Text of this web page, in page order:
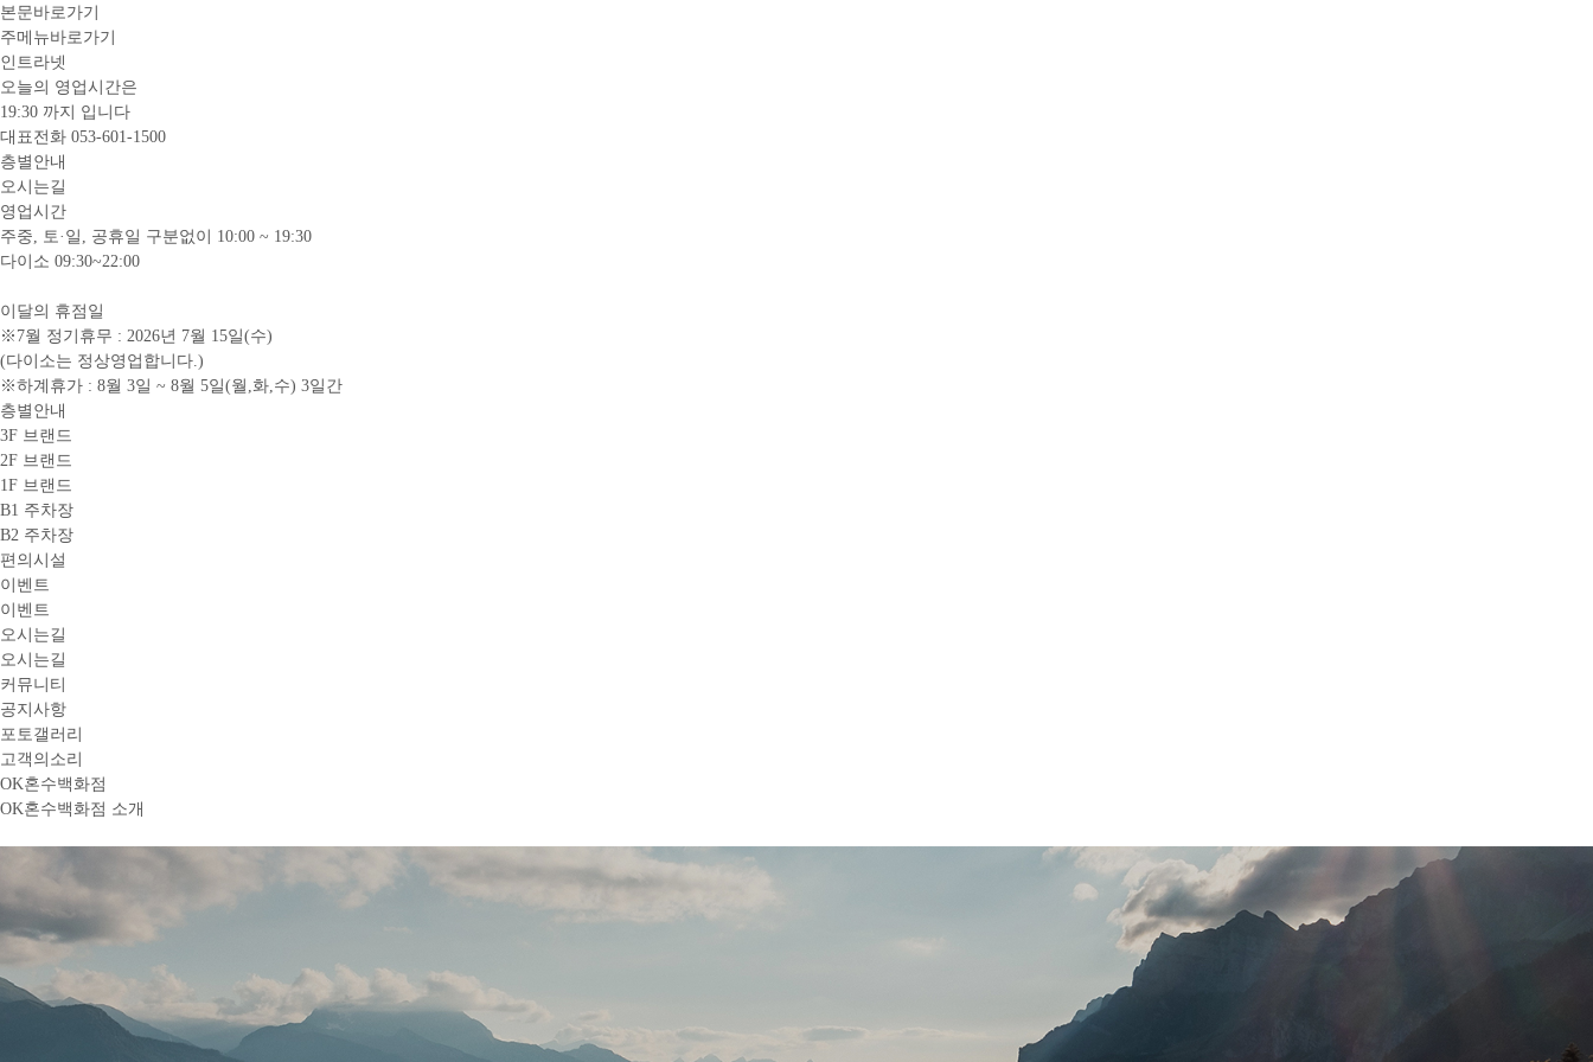
본문바로가기
주메뉴바로가기
인트라넷
오늘의 영업시간은
19:30 까지 입니다
대표전화 053-601-1500
층별안내
오시는길
영업시간
주중, 토·일, 공휴일 구분없이 10:00 ~ 19:30
다이소 09:30~22:00
이달의 휴점일
※7월 정기휴무 : 2026년 7월 15일(수)
(다이소는 정상영업합니다.)
※하계휴가 : 8월 3일 ~ 8월 5일(월,화,수) 3일간
층별안내
3F 브랜드
2F 브랜드
1F 브랜드
B1 주차장
B2 주차장
편의시설
이벤트
이벤트
오시는길
오시는길
커뮤니티
공지사항
포토갤러리
고객의소리
OK혼수백화점
OK혼수백화점 소개